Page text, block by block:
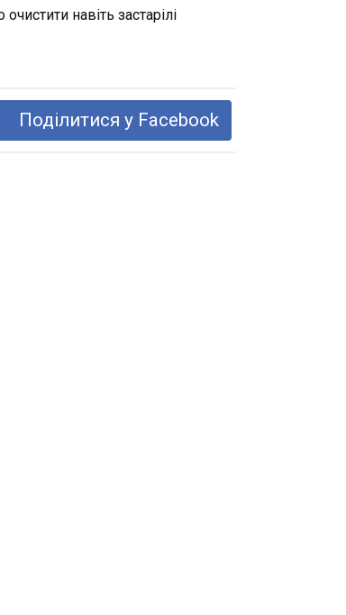
навіть застарілі
Поділитися у Facebook